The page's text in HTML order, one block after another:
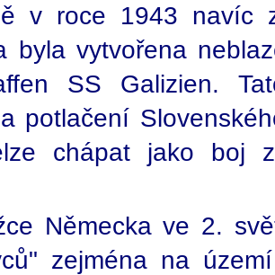
v roce 1943 navíc
byla vytvořena
SS Galizien.
potlačení
chápat jako boj
Německa ve 2.
zejména na